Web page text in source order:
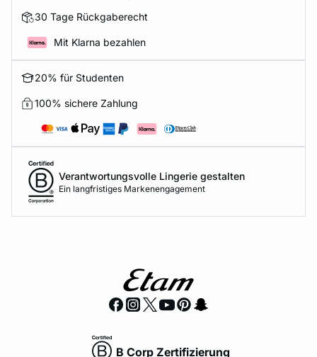
30 Tage Rückgaberecht
Mit Klarna bezahlen
20% für Studenten
100% sichere Zahlung
Verantwortungsvolle Lingerie gestalten
Ein langfristiges Markenengagement
B Corp Zertifizierung